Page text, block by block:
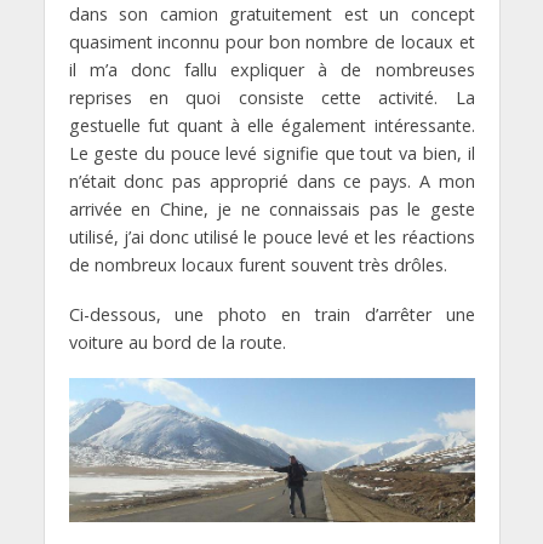
dans son camion gratuitement est un concept
quasiment inconnu pour bon nombre de locaux et
il m’a donc fallu expliquer à de nombreuses
reprises en quoi consiste cette activité. La
gestuelle fut quant à elle également intéressante.
Le geste du pouce levé signifie que tout va bien, il
n’était donc pas approprié dans ce pays. A mon
arrivée en Chine, je ne connaissais pas le geste
utilisé, j’ai donc utilisé le pouce levé et les réactions
de nombreux locaux furent souvent très drôles.
Ci-dessous, une photo en train d’arrêter une
voiture au bord de la route.